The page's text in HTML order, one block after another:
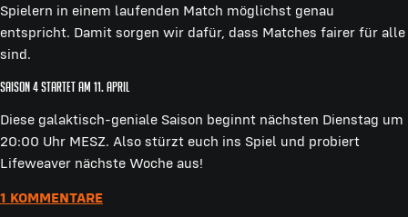
Spielern in einem laufenden Match möglichst genau
entspricht. Damit sorgen wir dafür, dass Matches fairer für alle
sind.
Saison 4 startet am 11. April
Diese galaktisch-geniale Saison beginnt nächsten Dienstag um
20:00 Uhr MESZ. Also stürzt euch ins Spiel und probiert
Lifeweaver nächste Woche aus!
1 KOMMENTARE